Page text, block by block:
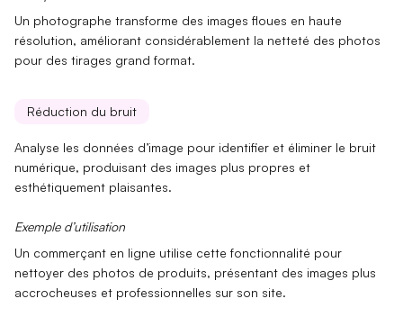
Un photographe transforme des images floues en haute
résolution, améliorant considérablement la netteté des photos
pour des tirages grand format.
Réduction du bruit
Analyse les données d’image pour identifier et éliminer le bruit
numérique, produisant des images plus propres et
esthétiquement plaisantes.
Exemple d’utilisation
Un commerçant en ligne utilise cette fonctionnalité pour
nettoyer des photos de produits, présentant des images plus
accrocheuses et professionnelles sur son site.